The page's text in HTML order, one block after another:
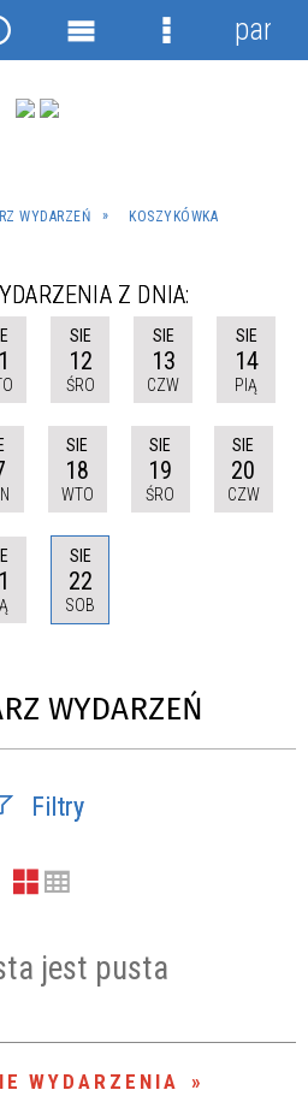
WYDARZEŃ KOSZYKÓWKA
Z DNIA:
SIE
12
ŚRO
SIE
13
CZW
SIE
14
PIĄ
SIE
18
WTO
SIE
19
ŚRO
SIE
20
CZW
SIE
22
SOB
WYDARZEŃ
Filtry
fraza
w
jest pusta
WYDARZENIA
Menu
Menu
panel